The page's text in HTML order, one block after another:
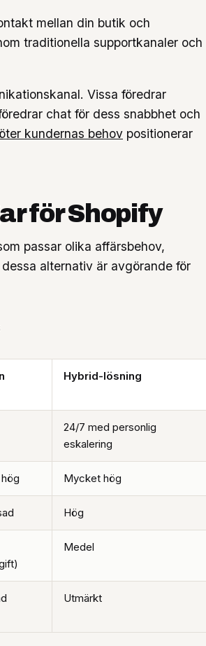
mellan din butik och
traditionella supportkanaler och
Vissa föredrar
chat för dess snabbhet och
kundernas behov positionerar
för Shopify
passar olika affärsbehov,
alternativ är avgörande för
Hybrid-lösning
24/7 med personlig
eskalering
Mycket hög
Hög
Medel
Utmärkt